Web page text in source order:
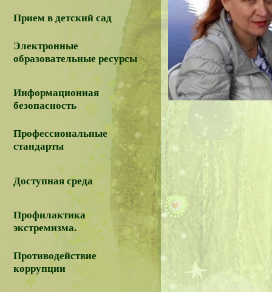
Прием в детский сад
Электронные
образовательные ресурсы
Информационная
безопасность
Профессиональные
стандарты
Доступная среда
Профилактика
экстремизма.
Противодействие
коррупции